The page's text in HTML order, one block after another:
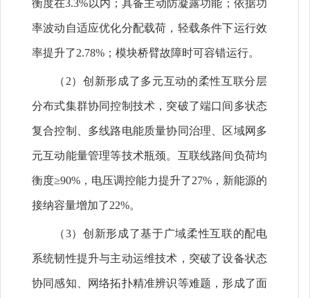
衡度在3.3%以内；具备主动防凝露功能；依据功
率波动自适应优化分配载荷，轻载条件下运行效
率提升了2.78%；模块桥臂故障时可容错运行。
（2）创新形成了多元互动的柔性互联分层
分布式集群协同控制技术，突破了端口间多状态
复合控制、多线路电能质量协同治理、区域网多
元互动能量管理等技术瓶颈。互联线路间负荷均
衡度≥90%，电压调控能力提升了27%，新能源的
接纳容量增加了22%。
（3）创新形成了基于广域柔性互联的配电
系统韧性提升与主动运维技术，突破了设备状态
协同感知、网络拓扑精准辨识等难题，形成了面